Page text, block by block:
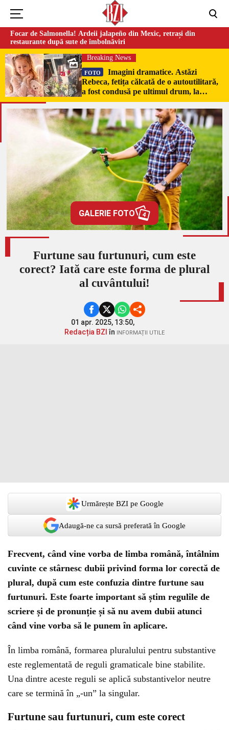
Focar de Salmonella! Ardeii jalapeño din Mexic, retrași din
restaurante după sute de îmbolnăviri
Breaking News
FOTO
Imagini dramatice. Astăzi
Rebeca, fetița călcată de o autoutilitară,
a fost condusă pe ultimul drum, la
Poduri. În sicriul alb al micuței au fost
puși pumni de bani și jucării –
EXCLUSIV
GALERIE FOTO 4
Furtune sau furtunuri, cum este
corect? Iată care este forma de plural
al cuvântului!
01 apr. 2025, 13:50,
Redacția BZI în INFORMAȚII UTILE
Urmărește BZI pe Google
Adaugă-ne ca sursă preferată în Google
Frecvent, când vine vorba de limba română, întâlnim
cuvinte ce stârnesc dubii privind forma lor corectă de
plural, după cum este confuzia dintre furtune sau
furtunuri. Este foarte important să știm regulile de
scriere și de pronunție și să nu avem dubii atunci
când vine vorba să le punem în aplicare.
În limba română, formarea pluralului pentru substantive
este reglementată de reguli gramaticale bine stabilite.
Una dintre aceste reguli se aplică substantivelor neutre
care se termină în „-un” la singular.
Furtune sau furtunuri, cum este corect